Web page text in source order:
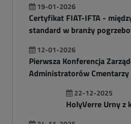
19-01-2026
Certyfikat FIAT-IFTA -
standard w branży
12-01-2026
Pierwsza Konferencja
Administratorów
22-12-2025
HolyVerre Urny z